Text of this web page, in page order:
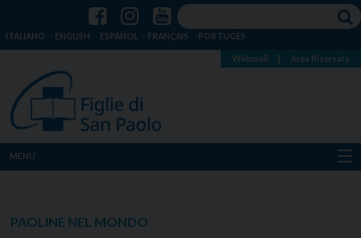
ITALIANO ENGLISH ESPAÑOL FRANÇAIS PORTUGÊS
Webmail Area Riservata
MENU
Dove siamo
PAOLINE NEL MONDO